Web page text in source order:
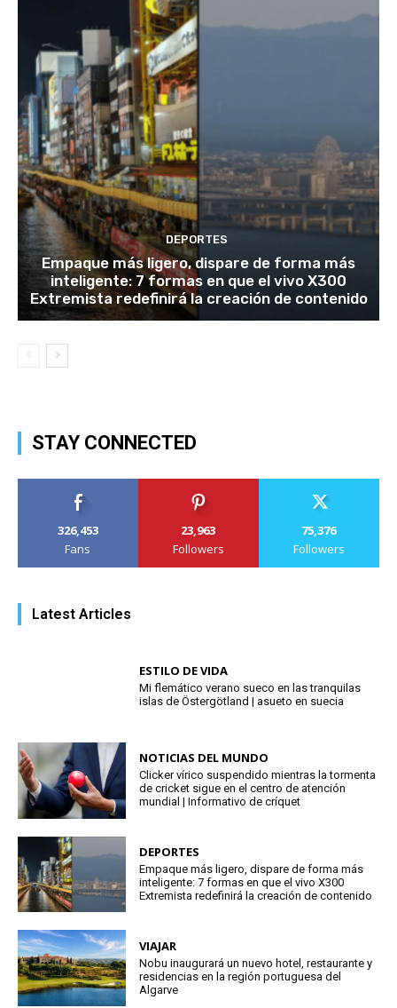
DEPORTES
Empaque más ligero, dispare de forma más
inteligente: 7 formas en que el vivo X300
Extremista redefinirá la creación de contenido
STAY CONNECTED
326,453
Fans
23,963
Followers
75,376
Followers
Latest Articles
ESTILO DE VIDA
Mi flemático verano sueco en las tranquilas
islas de Östergötland | asueto en suecia
NOTICIAS DEL MUNDO
Clicker vírico suspendido mientras la tormenta
de cricket sigue en el centro de atención
mundial | Informativo de críquet
DEPORTES
Empaque más ligero, dispare de forma más
inteligente: 7 formas en que el vivo X300
Extremista redefinirá la creación de contenido
VIAJAR
Nobu inaugurará un nuevo hotel, restaurante y
residencias en la región portuguesa del
Algarve